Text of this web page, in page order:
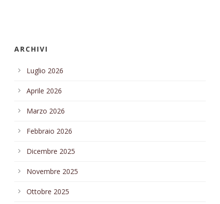
ARCHIVI
Luglio 2026
Aprile 2026
Marzo 2026
Febbraio 2026
Dicembre 2025
Novembre 2025
Ottobre 2025